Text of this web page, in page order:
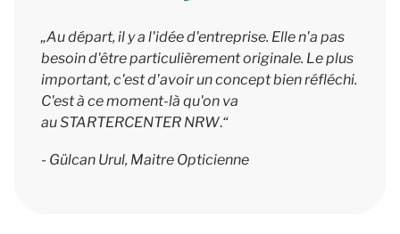
„Au départ, il y a l'idée d'entreprise. Elle n'a pas
besoin d'être particulièrement originale. Le plus
important, c'est d'avoir un concept bien réfléchi.
C'est à ce moment-là qu'on va
au STARTERCENTER NRW.“
- Gülcan Urul, Maitre Opticienne